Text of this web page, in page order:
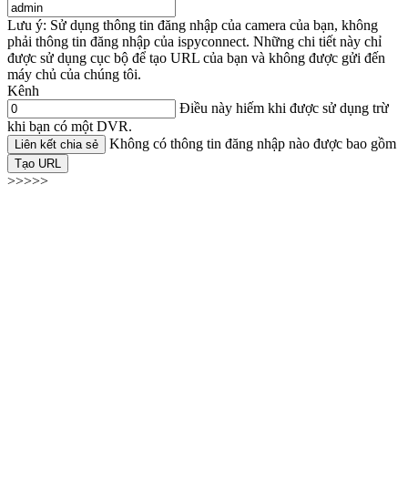
Lưu ý: Sử dụng thông tin đăng nhập của camera của bạn, không
phải thông tin đăng nhập của ispyconnect. Những chi tiết này chỉ
được sử dụng cục bộ để tạo URL của bạn và không được gửi đến
máy chủ của chúng tôi.
Kênh
Điều này hiếm khi được sử dụng trừ
khi bạn có một DVR.
Liên kết chia sẻ Không có thông tin đăng nhập nào được bao gồm
Tạo URL
>>>>>